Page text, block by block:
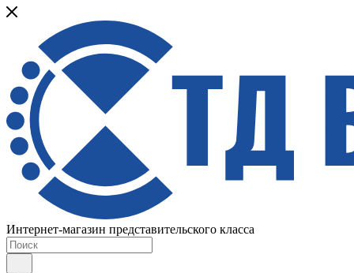
Интернет-магазин представительского класса